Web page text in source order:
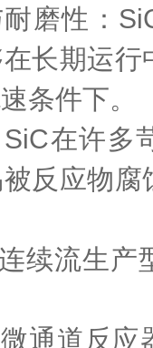
磨性：
长期运
条件下。
在许多
反应物
续流生产
通道反应